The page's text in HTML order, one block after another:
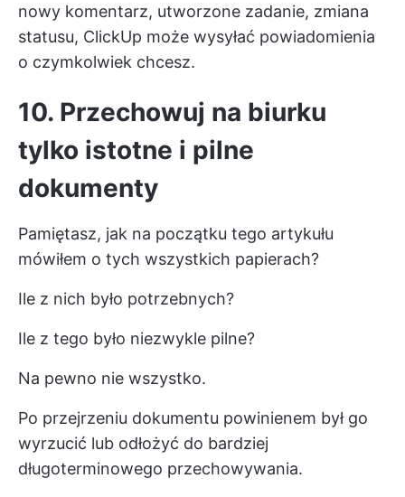
nowy komentarz, utworzone zadanie, zmiana
statusu, ClickUp może wysyłać powiadomienia
o czymkolwiek chcesz.
10. Przechowuj na biurku
tylko istotne i pilne
dokumenty
Pamiętasz, jak na początku tego artykułu
mówiłem o tych wszystkich papierach?
Ile z nich było potrzebnych?
Ile z tego było niezwykle pilne?
Na pewno nie wszystko.
Po przejrzeniu dokumentu powinienem był go
wyrzucić lub odłożyć do bardziej
długoterminowego przechowywania.